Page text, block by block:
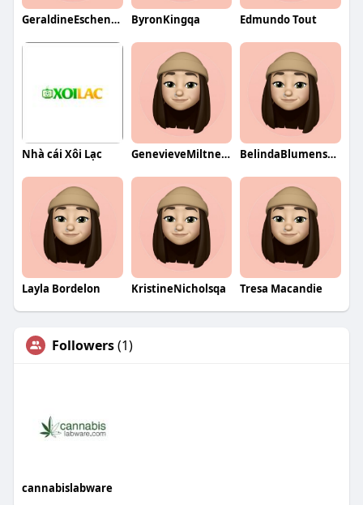
GeraldineEschenqa ByronKingqa Edmundo Tout
Nhà cái Xôi Lạc GenevieveMiltnerqa BelindaBlumenstockqa
Layla Bordelon KristineNicholsqa Tresa Macandie
Followers(1)
cannabislabware